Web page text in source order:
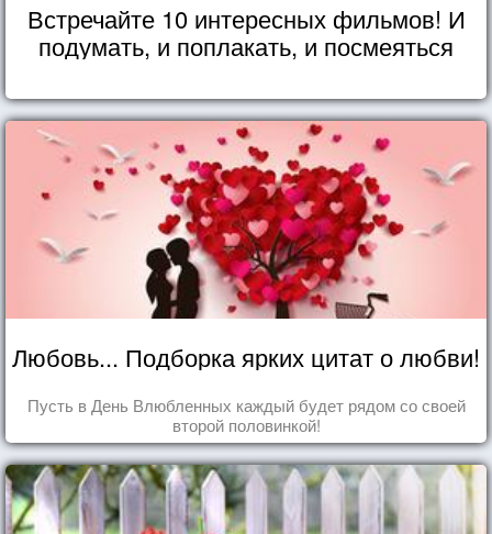
Встречайте 10 интересных фильмов! И
подумать, и поплакать, и посмеяться
Любовь... Подборка ярких цитат о любви!
Пусть в День Влюбленных каждый будет рядом со своей
второй половинкой!